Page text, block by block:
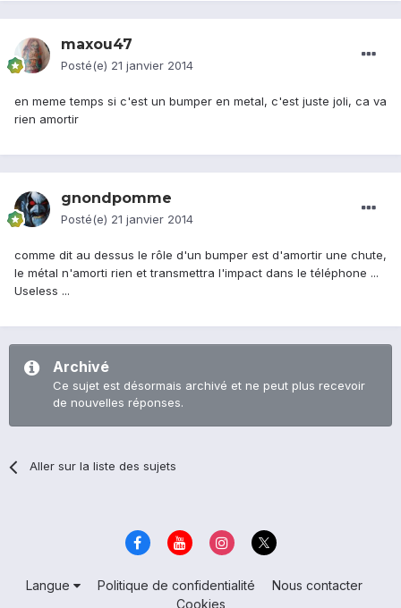
maxou47
Posté(e) 21 janvier 2014
en meme temps si c'est un bumper en metal, c'est juste joli, ca va
rien amortir
gnondpomme
Posté(e) 21 janvier 2014
comme dit au dessus le rôle d'un bumper est d'amortir une chute,
le métal n'amorti rien et transmettra l'impact dans le téléphone ...
Useless ...
Archivé
Ce sujet est désormais archivé et ne peut plus recevoir
de nouvelles réponses.
Aller sur la liste des sujets
Langue Politique de confidentialité
Nous contacter
Cookies